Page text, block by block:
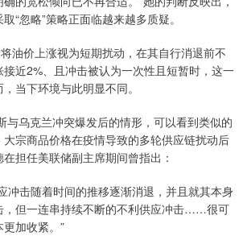
“忽略”策略正面临越来越多质疑。
价上涨视为短期扰动，在其自行消退前不
近2%、且冲击被认为一次性且短暂时，这一
当下环境与此明显不同。
乌克兰冲突爆发后的情形，可以看到类似的
宗商品价格在疫情导致的多轮供应链扰动后
担任美联储副主席期间曾指出：
冲击随着时间的推移逐渐消退，并且就其本身
，但一连串持续不断的不利供应冲击……很可
加收紧。”